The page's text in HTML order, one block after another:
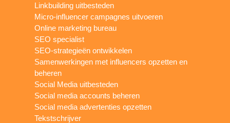
Linkbuilding uitbesteden
Micro-influencer campagnes uitvoeren
Online marketing bureau
SEO specialist
SEO-strategieën ontwikkelen
Samenwerkingen met influencers opzetten en
beheren
Social Media uitbesteden
Social media accounts beheren
Social media advertenties opzetten
Tekstschrijver